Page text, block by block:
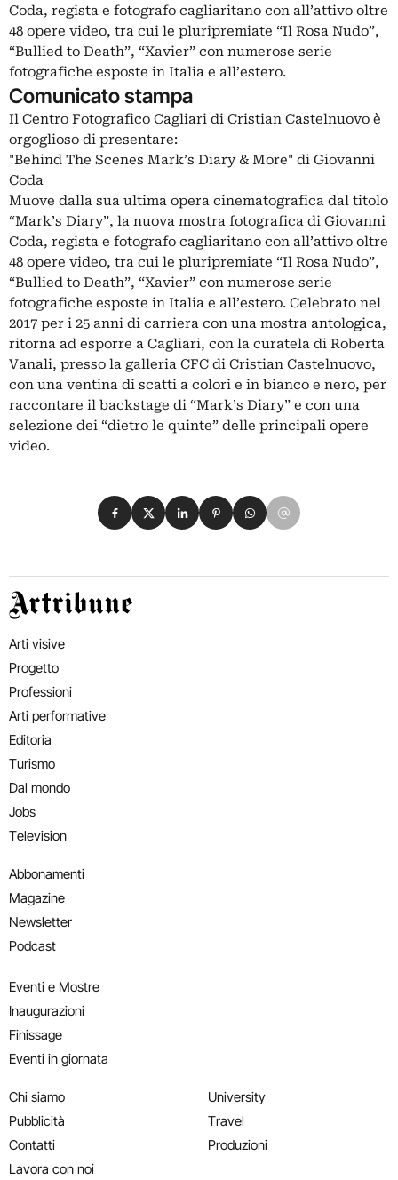
Coda, regista e fotografo cagliaritano con all’attivo oltre
48 opere video, tra cui le pluripremiate “Il Rosa Nudo”,
“Bullied to Death”, “Xavier” con numerose serie
fotografiche esposte in Italia e all’estero.
Comunicato stampa
Il Centro Fotografico Cagliari di Cristian Castelnuovo è
orgoglioso di presentare:
"Behind The Scenes Mark’s Diary & More" di Giovanni
Coda
Muove dalla sua ultima opera cinematografica dal titolo
“Mark’s Diary”, la nuova mostra fotografica di Giovanni
Coda, regista e fotografo cagliaritano con all’attivo oltre
48 opere video, tra cui le pluripremiate “Il Rosa Nudo”,
“Bullied to Death”, “Xavier” con numerose serie
fotografiche esposte in Italia e all’estero. Celebrato nel
2017 per i 25 anni di carriera con una mostra antologica,
ritorna ad esporre a Cagliari, con la curatela di Roberta
Vanali, presso la galleria CFC di Cristian Castelnuovo,
con una ventina di scatti a colori e in bianco e nero, per
raccontare il backstage di “Mark’s Diary” e con una
selezione dei “dietro le quinte” delle principali opere
video.
Condividi su Facebook
Condividi su X
Condividi su LinkedIn
Condividi su Pinterest
Condividi su WhatsApp
Condividi su Email
Artribune
Arti visive
Progetto
Professioni
Arti performative
Editoria
Turismo
Dal mondo
Jobs
Television
Abbonamenti
Magazine
Newsletter
Podcast
Eventi e Mostre
Inaugurazioni
Finissage
Eventi in giornata
Chi siamo
Pubblicità
Contatti
Lavora con noi
University
Travel
Produzioni